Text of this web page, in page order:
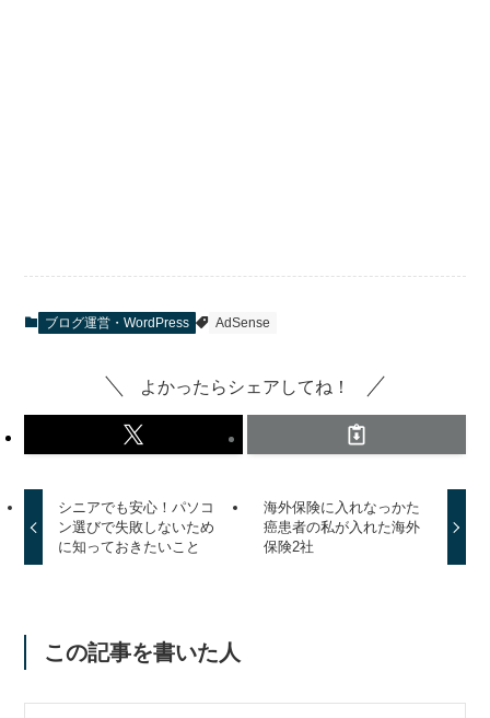
ブログ運営・WordPress AdSense
よかったらシェアしてね！
シニアでも安心！パソコ
ン選びで失敗しないため
に知っておきたいこと
海外保険に入れなっかた
癌患者の私が入れた海外
保険2社
この記事を書いた人